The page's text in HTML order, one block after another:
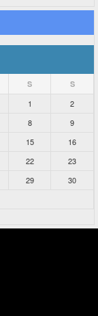
S S
1
2
8
9
15
16
22
23
29
30